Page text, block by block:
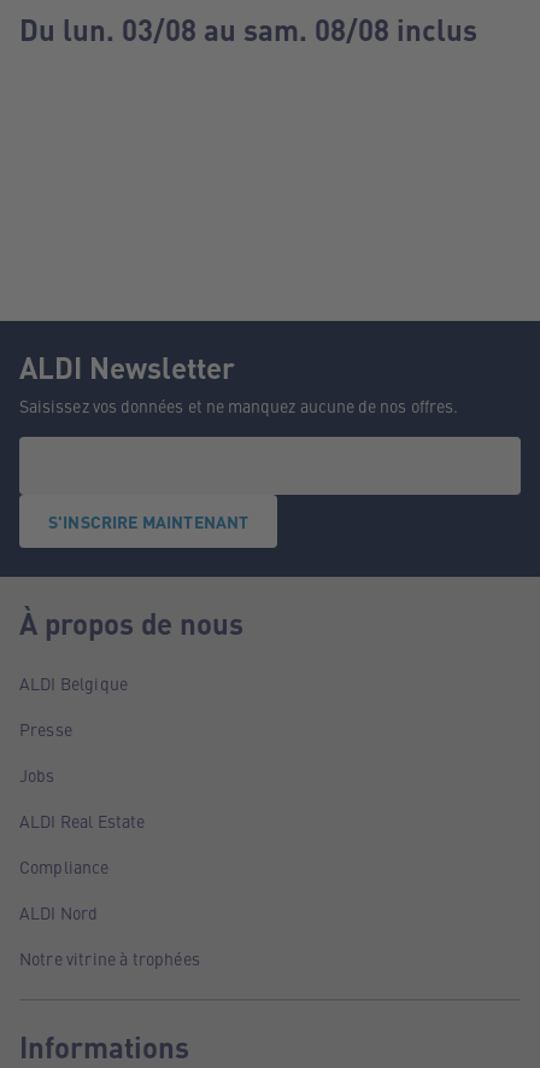
Du lun. 03/08 au sam. 08/08 inclus
ALDI Newsletter
Saisissez vos données et ne manquez aucune de nos offres.
S'INSCRIRE MAINTENANT
À propos de nous
ALDI Belgique
Presse
Jobs
ALDI Real Estate
Compliance
ALDI Nord
Notre vitrine à trophées
Informations